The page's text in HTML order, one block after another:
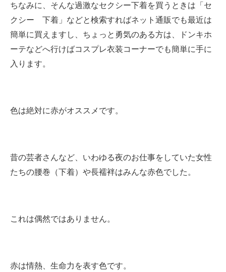
ちなみに、そんな過激なセクシー下着を買うときは「セ
クシー 下着」などと検索すればネット通販でも最近は
簡単に買えますし、ちょっと勇気のある方は、ドンキホ
ーテなどへ行けばコスプレ衣装コーナーでも簡単に手に
入ります。
色は絶対に赤がオススメです。
昔の芸者さんなど、いわゆる夜のお仕事をしていた女性
たちの腰巻（下着）や長襦袢はみんな赤色でした。
これは偶然ではありません。
赤は情熱、生命力を表す色です。